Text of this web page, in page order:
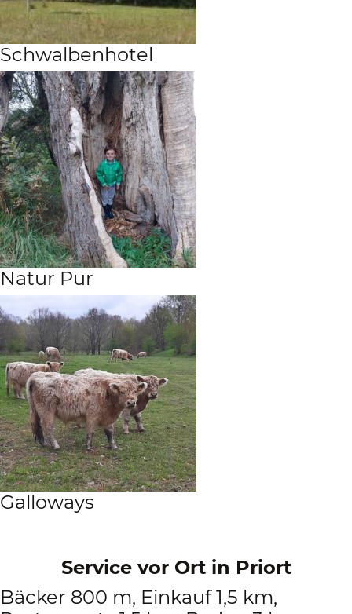
Schwalbenhotel
Natur Pur
Galloways
Service vor Ort in Priort
Bäcker 800 m, Einkauf 1,5 km,